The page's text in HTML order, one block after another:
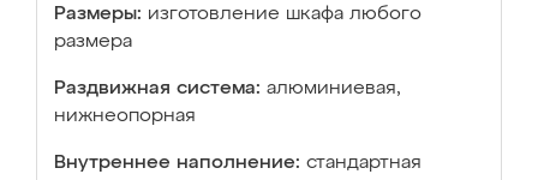
Размеры: изготовление шкафа любого
размера
Раздвижная система: алюминиевая,
нижнеопорная
Внутреннее наполнение: стандартная